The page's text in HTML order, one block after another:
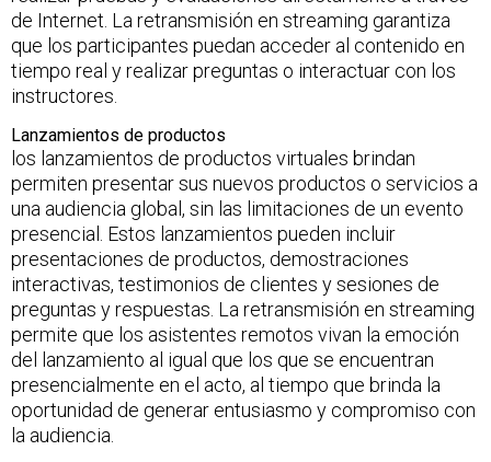
de Internet. La retransmisión en streaming garantiza
que los participantes puedan acceder al contenido en
tiempo real y realizar preguntas o interactuar con los
instructores.
Lanzamientos de productos
los lanzamientos de productos virtuales brindan
permiten presentar sus nuevos productos o servicios a
una audiencia global, sin las limitaciones de un evento
presencial. Estos lanzamientos pueden incluir
presentaciones de productos, demostraciones
interactivas, testimonios de clientes y sesiones de
preguntas y respuestas. La retransmisión en streaming
permite que los asistentes remotos vivan la emoción
del lanzamiento al igual que los que se encuentran
presencialmente en el acto, al tiempo que brinda la
oportunidad de generar entusiasmo y compromiso con
la audiencia.